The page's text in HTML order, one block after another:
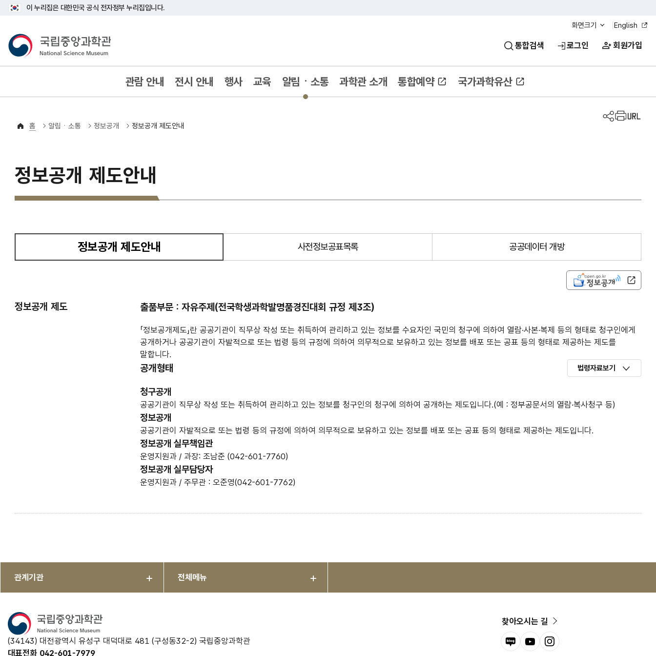
이 누리집은 대한민국 공식 전자정부 누리집입니다.
화면크기
English
국립중앙과학관
80YEARS ANNIVERSARY 통합검색 로그인 회원가입
관람 안내 전시 안내 행사 교육 알림ㆍ소통 과학관 소개 통합예약 국가과학유산
홈 알림ㆍ소통 정보공개 정보공개 제도안내
정보공개 제도안내
정보공개 제도안내
선택됨 사전정보공표목록 공공데이터 개방
정보공개 제도 출품부문 : 자유주제(전국학생과학발명품경진대회 규정 제3조)
「정보공개제도」란 공공기관이 직무상 작성 또는 취득하여 관리하고 있는 정보를 수요자인 국민의 청구에 의하여 열람·사본·복제 등의 형태로 청구인에게
공개하거나 공공기관이 자발적으로 또는 법령 등의 규정에 의하여 의무적으로 보유하고 있는 정보를 배포 또는 공표 등의 형태로 제공하는 제도를
말합니다.
공개형태 법령자료보기
청구공개
공공기관이 직무상 작성 또는 취득하여 관리하고 있는 정보를 청구인의 청구에 의하여 공개하는 제도입니다.(예 : 정부공문서의 열람·복사청구 등)
정보공개
공공기관이 자발적으로 또는 법령 등의 규정에 의하여 의무적으로 보유하고 있는 정보를 배포 또는 공표 등의 형태로 제공하는 제도입니다.
정보공개 실무책임관
운영지원과 / 과장: 조남준 (042-601-7760)
정보공개 실무담당자
운영지원과 / 주무관 : 오준영(042-601-7762)
관계기관 전체메뉴
(34143) 대전광역시 유성구 대덕대로 481 (구성동32-2) 국립중앙과학관
대표전화 042-601-7979
찾아오시는 길
블로그유튜브인스타그램